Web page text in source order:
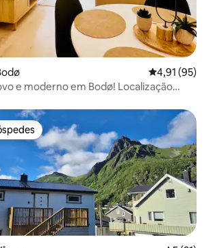
4,91 de uma
4,91 (95)
em Bodø! Localização